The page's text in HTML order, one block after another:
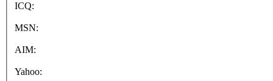
ICQ:
MSN:
AIM:
Yahoo: